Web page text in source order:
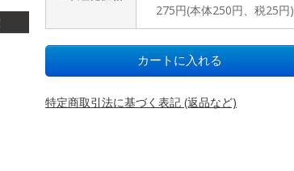
275円(本体250円、税25円)
特定商取引法に基づく表記 (返品など)